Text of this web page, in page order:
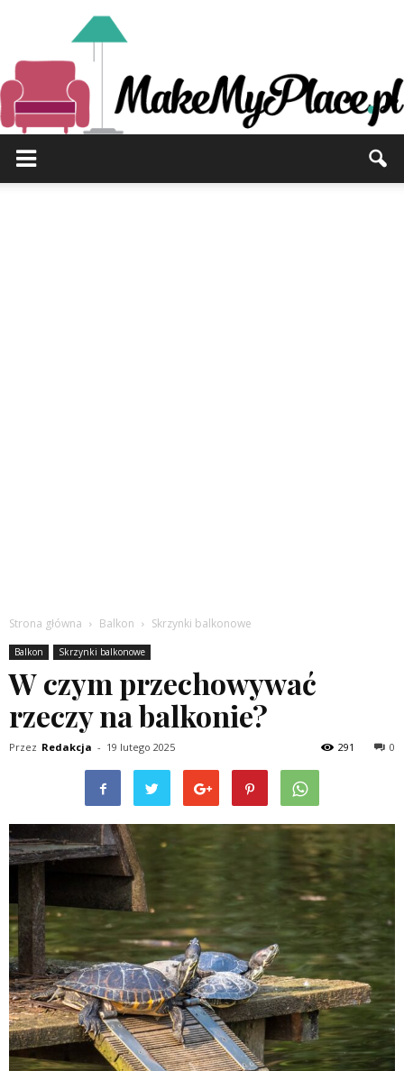
Strona główna Balkon Skrzynki balkonowe
Balkon Skrzynki balkonowe
W czym przechowywać
rzeczy na balkonie?
Przez Redakcja - 19 lutego 2025 0
291